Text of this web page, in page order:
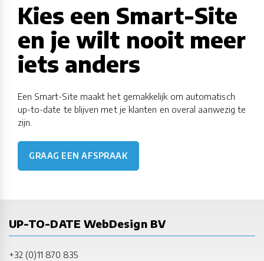
Kies een Smart-Site
en je wilt nooit meer
iets anders
Een Smart-Site maakt het gemakkelijk om automatisch
up-to-date te blijven met je klanten en overal aanwezig te
zijn.
GRAAG EEN AFSPRAAK
UP-TO-DATE WebDesign BV
+32 (0)11 870 835